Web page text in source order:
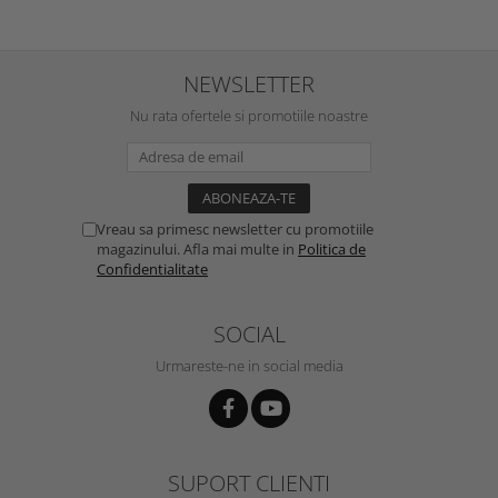
NEWSLETTER
Nu rata ofertele si promotiile noastre
Vreau sa primesc newsletter cu promotiile
magazinului. Afla mai multe in Politica de
Confidentialitate
SOCIAL
Urmareste-ne in social media
SUPORT CLIENTI